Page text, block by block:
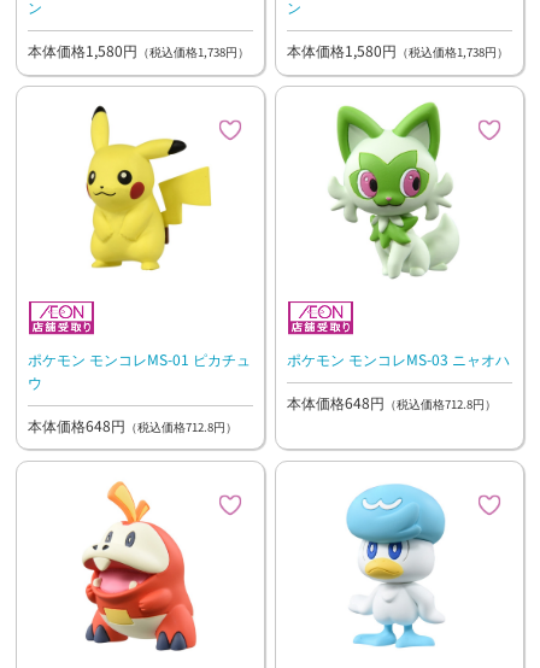
ン
本体価格1,580円 （税込価格1,738円）
ン
本体価格1,580円 （税込価格1,738円）
ポケモン モンコレMS-01 ピカチュ
ウ
本体価格648円 （税込価格712.8円）
ポケモン モンコレMS-03 ニャオハ
本体価格648円 （税込価格712.8円）